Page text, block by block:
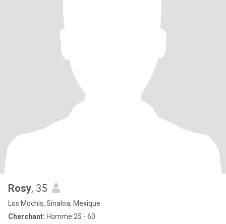
Rosy, 35
Los Mochis, Sinaloa, Mexique
Cherchant: Homme 25 - 60